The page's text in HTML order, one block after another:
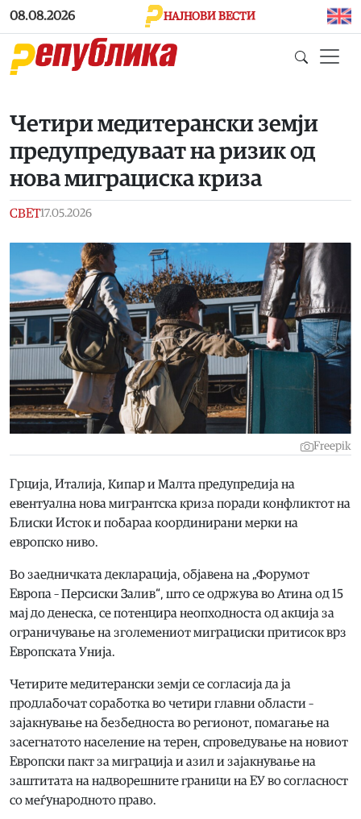
Skip to main content
08.08.2026 НАЈНОВИ ВЕСТИ
Четири медитерански земји
предупредуваат на ризик од
нова миграциска криза
СВЕТ17.05.2026
Freepik
Грција, Италија, Кипар и Малта предупредија на
евентуална нова мигрантска криза поради конфликтот на
Блиски Исток и побараа координирани мерки на
европско ниво.
Во заедничката декларација, објавена на „Форумот
Европа – Персиски Залив“, што се одржува во Атина од 15
мај до денеска, се потенцира неопходноста од акција за
ограничување на зголемениот миграциски притисок врз
Европската Унија.
Четирите медитерански земји се согласија да ја
продлабочат соработка во четири главни области –
зајакнување на безбедноста во регионот, помагање на
засегнатото население на терен, спроведување на новиот
Европски пакт за миграција и азил и зајакнување на
заштитата на надворешните граници на ЕУ во согласност
со меѓународното право.